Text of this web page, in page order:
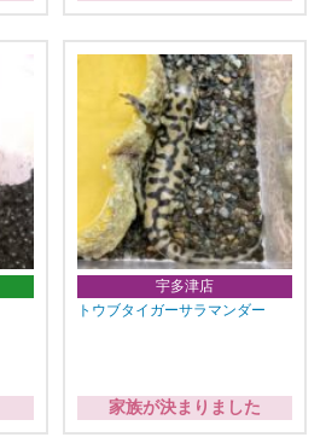
宇多津店
トウブタイガーサラマンダー
家族が決まりました